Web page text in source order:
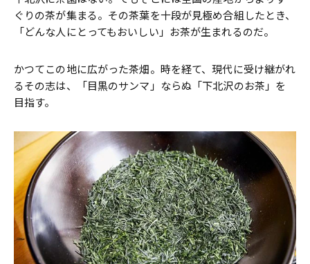
ぐりの茶が集まる。その茶葉を十段が見極め合組したとき、
「どんな人にとってもおいしい」お茶が生まれるのだ。
かつてこの地に広がった茶畑。時を経て、現代に受け継がれ
るその志は、「目黒のサンマ」ならぬ「下北沢のお茶」を
目指す。